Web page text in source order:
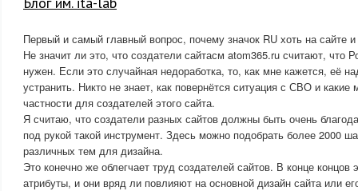
Первый и самый главный вопрос, почему значок RU хоть на сайте
Не значит ли это, что создатели сайтасм atom365.ru считают, что
нужен. Если это случайная недоработка, то, как мне кажется, её
устранить. Никто не знает, как повернётся ситуация с СВО и
частности для создателей этого сайта.
Я считаю, что создатели разных сайтов должны быть очень
под рукой такой инструмент. Здесь можно подобрать более 2000
различных тем для дизайна.
Это конечно же облегчает труд создателей сайтов. В конце концов
атрибуты, и они вряд ли повлияют на основной дизайн сайта или